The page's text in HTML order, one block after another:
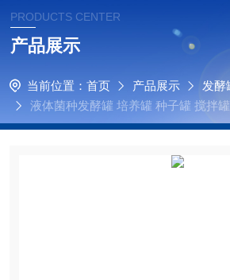
PRODUCTS CENTER
产品展示
当前位置： 首页 产品展示 发酵
液体菌种发酵罐 培养罐 种子罐 搅拌罐